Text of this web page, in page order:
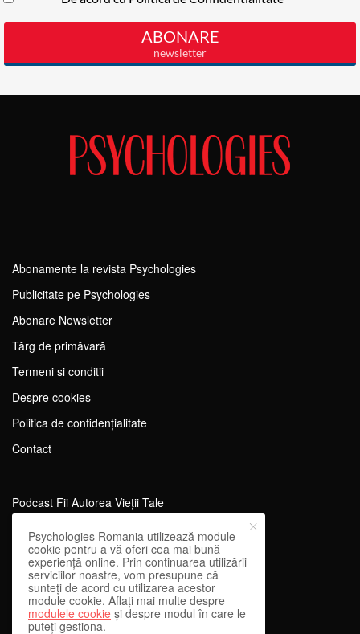
Abonamente la revista Psychologies
Publicitate pe Psychologies
Abonare Newsletter
Tărg de primăvară
Termeni si conditii
Despre cookies
Politica de confidențialitate
Contact
Podcast Fii Autorea Vieții Tale
Evenimente Fii Autoarea Vieții Tale!
SportEdu
Antrenament Mental pentru Sportivi
Learning Network
WEnough
Psychologies Romania utilizează module
cookie pentru a vă oferi cea mai bună
experiență online. Prin continuarea utilizării
serviciilor noastre, vom presupune că
sunteți de acord cu utilizarea acestor
module cookie. Aflați mai multe despre
modulele cookie și despre modul în care le
puteți gestiona.